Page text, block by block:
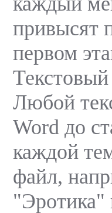
привысят
первом
Текстовый
Любой
Word до
каждой
файл,
"Эротика"